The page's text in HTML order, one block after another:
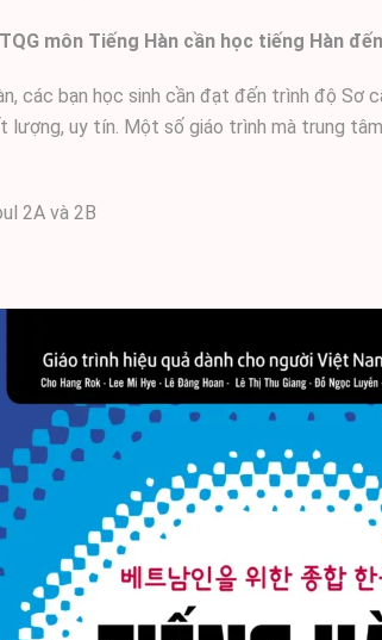
môn Tiếng Hàn cần học tiếng Hàn
các bạn học sinh cần đạt đến trình độ Sơ
lượng, uy tín. Một số giáo trình mà trung
2A và 2B